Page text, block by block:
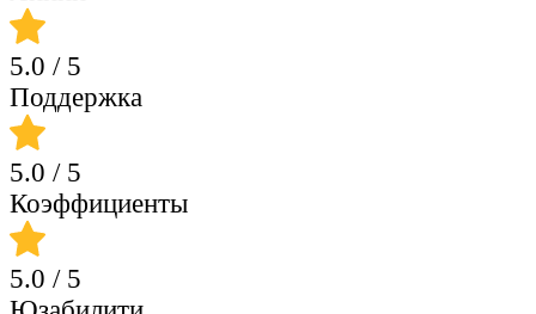
5.0 / 5
Поддержка
5.0 / 5
Коэффициенты
5.0 / 5